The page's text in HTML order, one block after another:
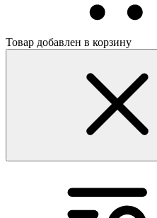
Товар добавлен в корзину